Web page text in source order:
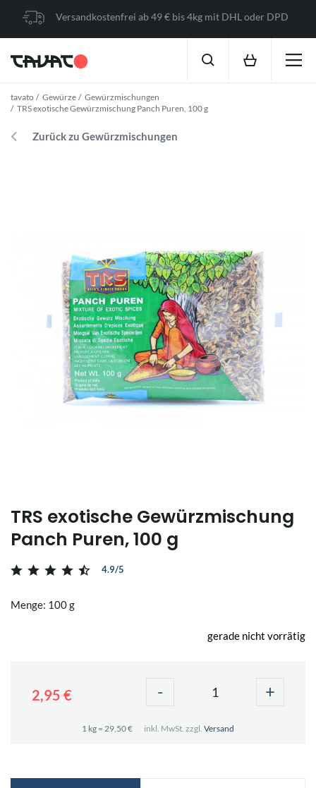
Versandkostenfrei ab 49 € bis 4kg mit DHL oder DPD
tavato Gewürze
Gewürzmischungen
TRS exotische Gewürzmischung Panch Puren, 100 g
Zurück zu Gewürzmischungen
TRS exotische Gewürzmischung
Panch Puren, 100 g
4.9/5
Menge: 100 g
gerade nicht vorrätig
2,95 € - +
1 kg = 29,50 € inkl. MwSt. zzgl. Versand